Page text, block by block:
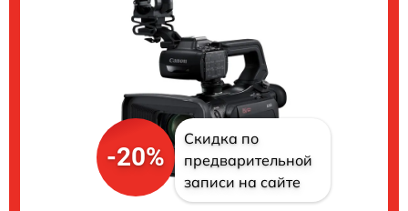
-20%
Скидка по
предварительной
записи на сайте